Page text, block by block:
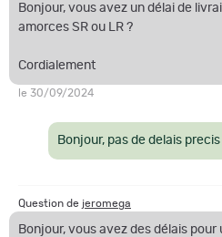
Bonjour, vous avez un délai de
amorces SR ou LR ?
Cordialement
le 30/09/2024
Bonjour, pas de delais
Question de jeromega
Bonjour, vous avez des délais pour